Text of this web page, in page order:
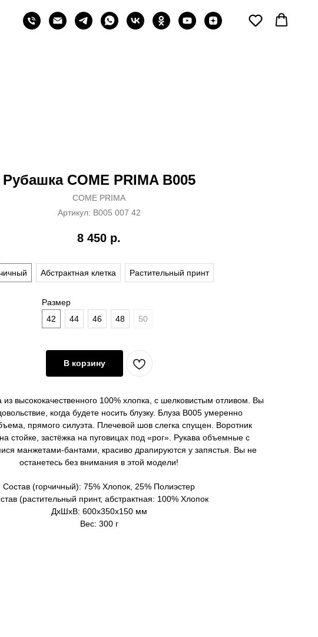
Рубашка COME PRIMA B005
COME PRIMA
Артикул: B005 007 42
8 450 р.
Абстрактная клетка Растительный принт
Размер
42
44 46 48 50
В корзину
из высококачественного 100% хлопка, с шелковистым отливом. Вы
когда будете носить блузку. Блуза В005 умеренно
прямого силуэта. Плечевой шов слегка спущен. Воротник
стойке, застёжка на пуговицах под «рог». Рукава объемные с
манжетами-бантами, красиво драпируются у запястья. Вы не
останетесь без внимания в этой модели!
Состав (горчичный): 75% Хлопок, 25% Полиэстер
(растительный принт, абстрактная: 100% Хлопок
ДxШxВ: 600x350x150 мм
Вес: 300 г